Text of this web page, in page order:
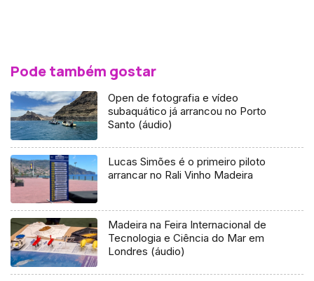
Pode também gostar
Open de fotografia e vídeo
subaquático já arrancou no Porto
Santo (áudio)
Lucas Simões é o primeiro piloto
arrancar no Rali Vinho Madeira
Madeira na Feira Internacional de
Tecnologia e Ciência do Mar em
Londres (áudio)